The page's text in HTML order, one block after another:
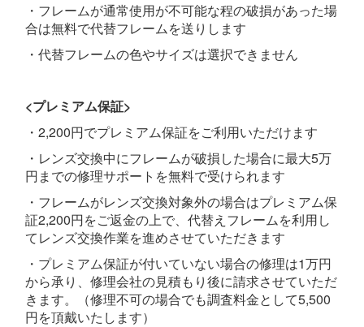
・フレームが通常使用が不可能な程の破損があった場
合は無料で代替フレームを送りします
・代替フレームの色やサイズは選択できません
<プレミアム保証>
・2,200円でプレミアム保証をご利用いただけます
・レンズ交換中にフレームが破損した場合に最大5万
円までの修理サポートを無料で受けられます
・フレームがレンズ交換対象外の場合はプレミアム保
証2,200円をご返金の上で、代替えフレームを利用し
てレンズ交換作業を進めさせていただきます
・プレミアム保証が付いていない場合の修理は1万円
から承り、修理会社の見積もり後に請求させていただ
きます。（修理不可の場合でも調査料金として5,500
円を頂戴いたします）